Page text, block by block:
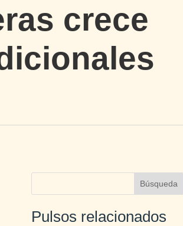
crece
Pulsos relacionados